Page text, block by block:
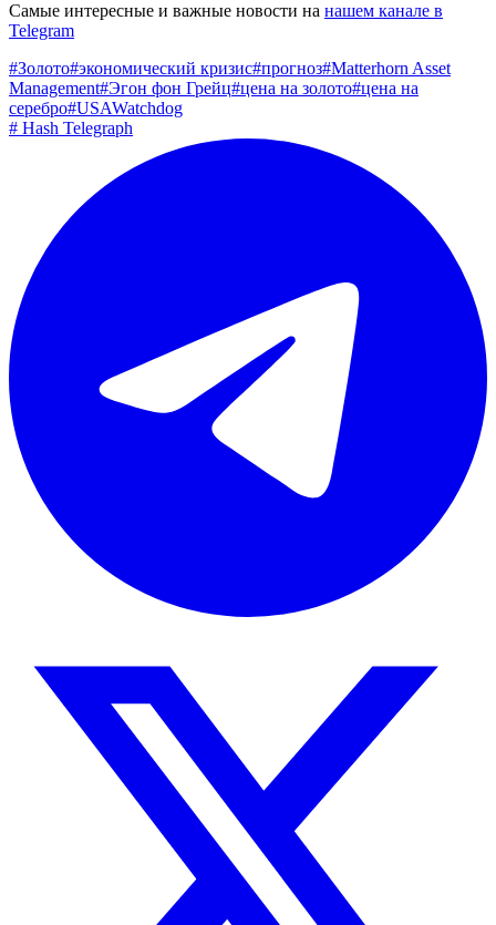
Самые интересные и важные новости на нашем канале в
Telegram
#Золото#экономический кризис#прогноз#Matterhorn Asset
Management#Эгон фон Грейц#цена на золото#цена на
серебро#USAWatchdog
# Hash Telegraph